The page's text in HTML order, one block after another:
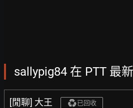
sallypig84 在 PTT 最
[閒聊] 大王 已回收